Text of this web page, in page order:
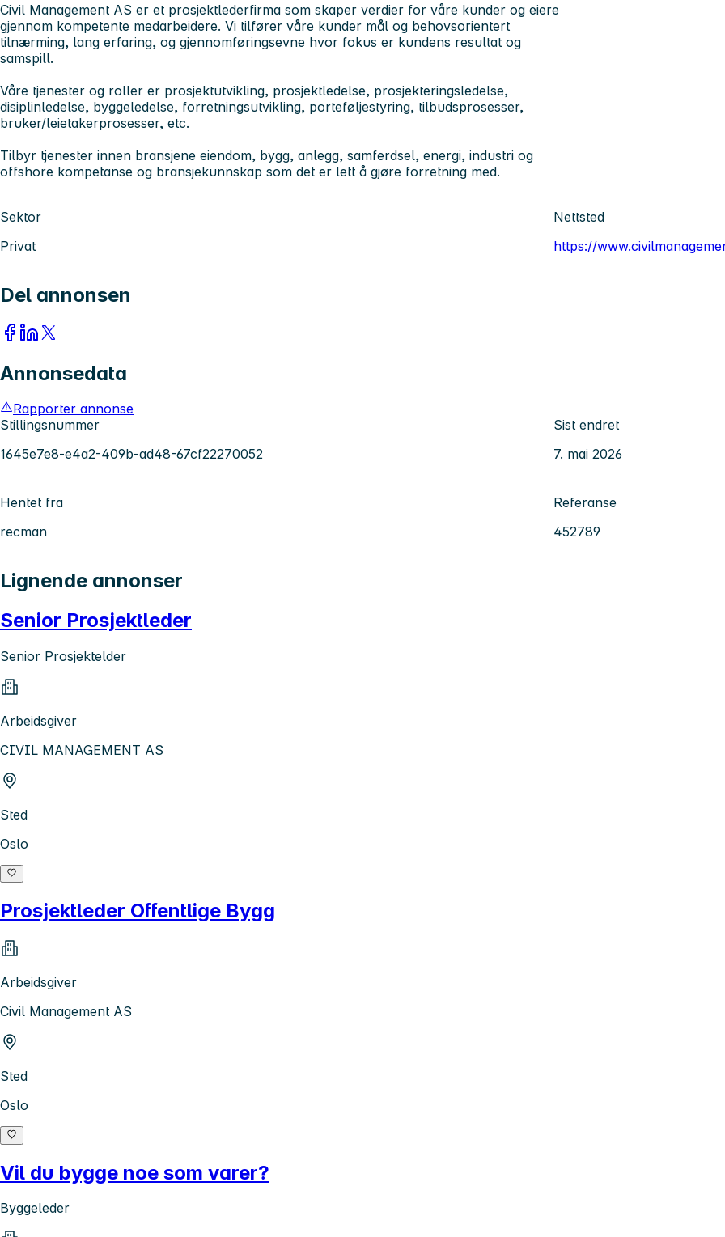
Civil Management AS er et prosjektlederfirma som skaper verdier for våre kunder og eiere
gjennom kompetente medarbeidere. Vi tilfører våre kunder mål og behovsorientert
tilnærming, lang erfaring, og gjennomføringsevne hvor fokus er kundens resultat og
samspill.
Våre tjenester og roller er prosjektutvikling, prosjektledelse, prosjekteringsledelse,
disiplinledelse, byggeledelse, forretningsutvikling, porteføljestyring, tilbudsprosesser,
bruker/leietakerprosesser, etc.
Tilbyr tjenester innen bransjene eiendom, bygg, anlegg, samferdsel, energi, industri og
offshore kompetanse og bransjekunnskap som det er lett å gjøre forretning med.
Sektor
Privat
Nettsted
https://
Del annonsen
Annonsedata
Rapporter annonse
Stillingsnummer
1645e7e8-e4a2-409b-ad48-67cf22270052
Sist endret
7. mai 2026
Hentet fra
recman
Referanse
452789
Lignende annonser
Senior Prosjektleder
Senior Prosjektelder
Arbeidsgiver
CIVIL MANAGEMENT AS
Sted
Oslo
Prosjektleder Offentlige Bygg
Arbeidsgiver
Civil Management AS
Sted
Oslo
Vil du bygge noe som varer?
Byggeleder